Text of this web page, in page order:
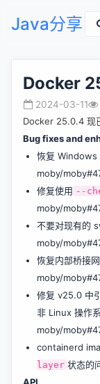
Java分享
Docker
2024-03-11
Docker 25.0.4 现
Bug fixes and
恢复 Windows
moby/
修复使用 --
moby/
不要对现有的
moby/
恢复内部桥接
moby/
修复 v25.0 中
非 Linux 操作
moby/
containerd
layer 状态的